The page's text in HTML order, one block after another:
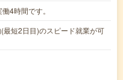
4時間です。
短2日目)のスピード就業が可